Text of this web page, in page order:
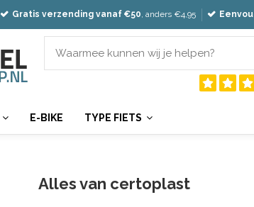
Gratis verzending vanaf €50, anders €4,95
E-BIKE TYPE FIETS
Alles van certoplast